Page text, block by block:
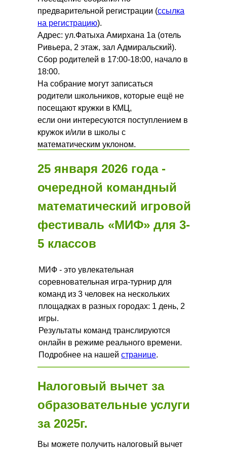
предварительной регистрации (ссылка
на регистрацию).
Адрес: ул.Фатыха Амирхана 1а (отель
Ривьера, 2 этаж, зал Адмиральский).
Сбор родителей в 17:00-18:00, начало в
18:00.
На собрание могут записаться
родители школьников, которые ещё не
посещают кружки в КМЦ,
если они интересуются поступлением в
кружок и/или в школы с
математическим уклоном.
25 января 2026 года -
очередной командный
математический игровой
фестиваль «МИФ» для 3-
5 классов
МИФ - это увлекательная
соревновательная игра-турнир для
команд из 3 человек на нескольких
площадках в разных городах: 1 день, 2
игры.
Результаты команд транслируются
онлайн в режиме реального времени.
Подробнее на нашей странице.
Налоговый вычет за
образовательные услуги
за 2025г.
Вы можете получить налоговый вычет